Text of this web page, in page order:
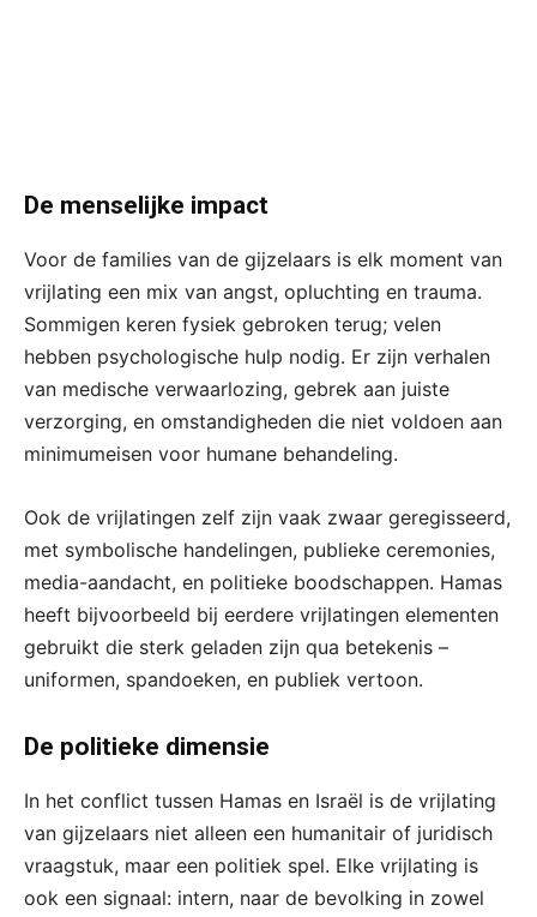
De menselijke impact
Voor de families van de gijzelaars is elk moment van
vrijlating een mix van angst, opluchting en trauma.
Sommigen keren fysiek gebroken terug; velen
hebben psychologische hulp nodig. Er zijn verhalen
van medische verwaarlozing, gebrek aan juiste
verzorging, en omstandigheden die niet voldoen aan
minimumeisen voor humane behandeling.
Ook de vrijlatingen zelf zijn vaak zwaar geregisseerd,
met symbolische handelingen, publieke ceremonies,
media-aandacht, en politieke boodschappen. Hamas
heeft bijvoorbeeld bij eerdere vrijlatingen elementen
gebruikt die sterk geladen zijn qua betekenis –
uniformen, spandoeken, en publiek vertoon.
De politieke dimensie
In het conflict tussen Hamas en Israël is de vrijlating
van gijzelaars niet alleen een humanitair of juridisch
vraagstuk, maar een politiek spel. Elke vrijlating is
ook een signaal: intern, naar de bevolking in zowel